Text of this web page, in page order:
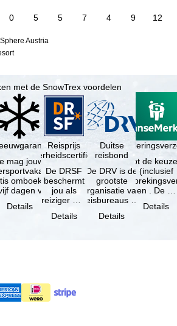
0 5 5 7 4 9 12
Austria
met de SnowTrex voordelen
Je mag jouw
omboeken
dagen voor
Details
Reisprijs
zekerheidscertificaat
De DRSF
beschermt
jou als
reiziger met
pakketreis
Details
Duitse
reisbond
De DRV is de
grootste
organisatie van
reisbureaus en
in Duitsland. …
Details
Je hebt de
(inclusief
en . De …
Details